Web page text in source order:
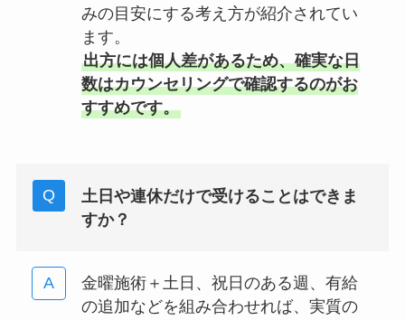
みの目安にする考え方が紹介されてい
ます。
出方には個人差があるため、確実な日
数はカウンセリングで確認するのがお
すすめです。
土日や連休だけで受けることはできま
すか？
金曜施術＋土日、祝日のある週、有給
の追加などを組み合わせれば、実質の